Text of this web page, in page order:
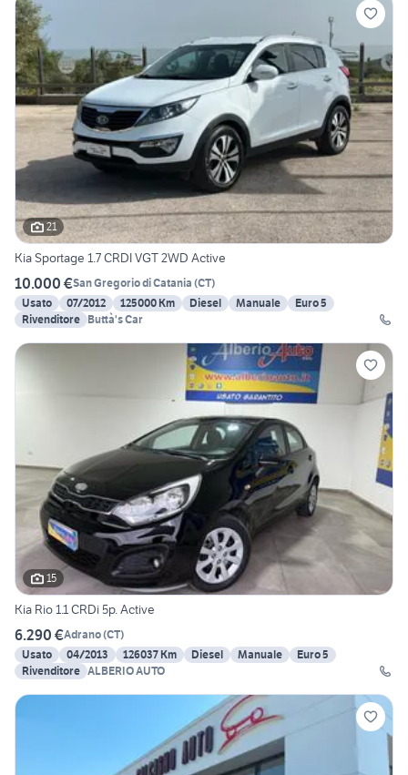
21
Kia Sportage 1.7 CRDI VGT 2WD Active
10.000 €San Gregorio di Catania (CT)
Usato
07/2012 125000 Km Diesel Manuale
Euro 5
Rivenditore Buttà's Car
15
Kia Rio 1.1 CRDi 5p. Active
6.290 €Adrano(CT)
Usato
04/2013 126037 Km Diesel Manuale
Euro 5
Rivenditore ALBERIO AUTO